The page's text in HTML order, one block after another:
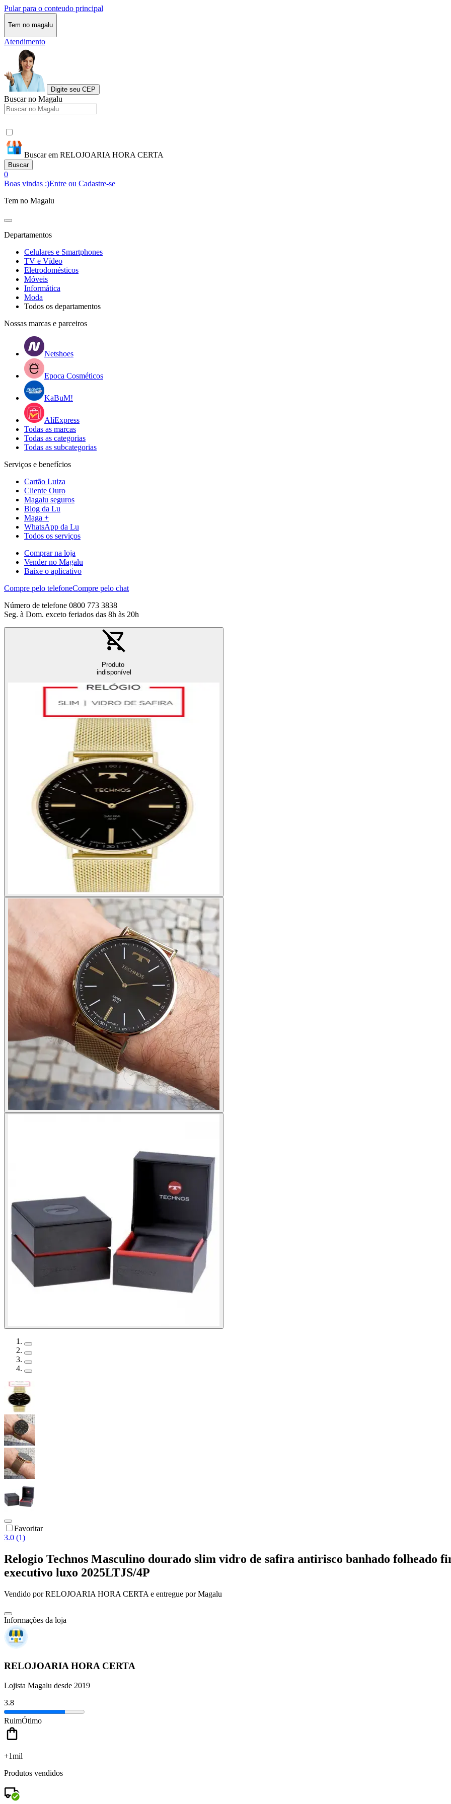
Pular para o conteudo principal
Tem no magalu
Atendimento
Digite seu CEP
Buscar no Magalu
Buscar em RELOJOARIA HORA CERTA
Buscar
0
Boas vindas :)Entre ou Cadastre-se
Tem no Magalu
Departamentos
Celulares e Smartphones
TV e Vídeo
Eletrodomésticos
Móveis
Informática
Moda
Todos os departamentos
Nossas marcas e parceiros
Netshoes
Epoca Cosméticos
KaBuM!
AliExpress
Todas as marcas
Todas as categorias
Todas as subcategorias
Serviços e benefícios
Cartão Luiza
Cliente Ouro
Magalu seguros
Blog da Lu
Maga +
WhatsApp da Lu
Todos os serviços
Comprar na loja
Vender no Magalu
Baixe o aplicativo
Compre pelo telefoneCompre pelo chat
Número de telefone 0800 773 3838
Seg. à Dom. exceto feriados das 8h às 20h
Produto
indisponível
Favoritar
3.0 (1)
Relogio Technos Masculino dourado slim vidro de safira antirisco banhado folheado
executivo luxo 2025LTJS/4P
Vendido porRELOJOARIA HORA CERTA e entregue por Magalu
Informações da loja
RELOJOARIA HORA CERTA
Lojista Magalu desde 2019
3.8
RuimÓtimo
+1mil
Produtos vendidos